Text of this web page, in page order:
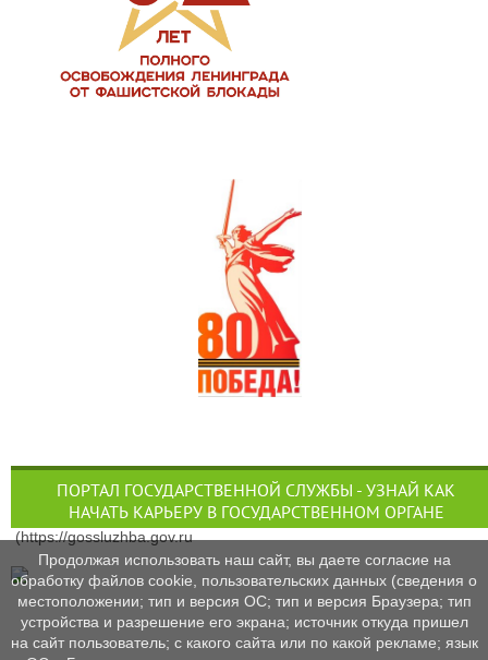
ПОРТАЛ ГОСУДАРСТВЕННОЙ СЛУЖБЫ - УЗНАЙ КАК
НАЧАТЬ КАРЬЕРУ В ГОСУДАРСТВЕННОМ ОРГАНЕ
(https://gossluzhba.gov.ru
Продолжая использовать наш сайт, вы даете согласие на
обработку файлов cookie, пользовательских данных (сведения о
местоположении; тип и версия ОС; тип и версия Браузера; тип
устройства и разрешение его экрана; источник откуда пришел
на сайт пользователь; с какого сайта или по какой рекламе; язык